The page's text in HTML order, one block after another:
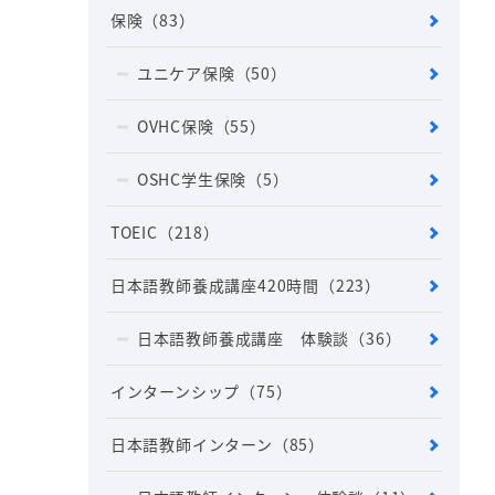
保険 （83）
ユニケア保険 （50）
OVHC保険 （55）
OSHC学生保険 （5）
TOEIC （218）
日本語教師養成講座420時間 （223）
日本語教師養成講座 体験談 （36）
インターンシップ （75）
日本語教師インターン （85）